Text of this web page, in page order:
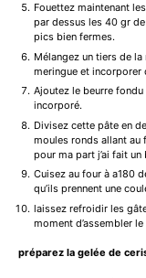
Fouettez maintenant
par dessus les 40 gr
pics bien fermes.
Mélangez un tiers de
meringue et incorporer
Ajoutez le beurre fondu
incorporé.
Divisez cette pâte en
moules ronds allant au
pour ma part j’ai fait
Cuisez au four à a180
qu’ils prennent une
laissez refroidir les
moment d’assembler
préparez la gelée de